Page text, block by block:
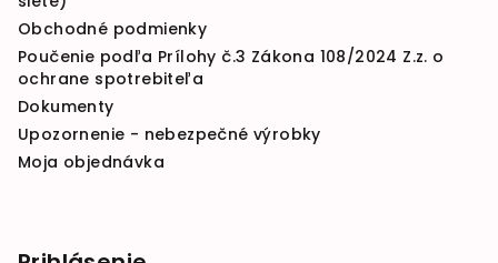
Obchodné podmienky
Poučenie podľa Prílohy č.3 Zákona 108/2024 Z.z. o
ochrane spotrebiteľa
Dokumenty
Upozornenie - nebezpečné výrobky
Moja objednávka